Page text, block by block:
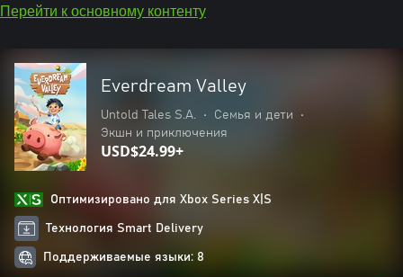
Перейти к основному контенту
Everdream Valley
Untold Tales S.A. • Семья и дети
•
Экшн и приключения
USD$24.99+
Оптимизировано для Xbox Series X|S
Технология Smart Delivery
Поддерживаемые языки: 8